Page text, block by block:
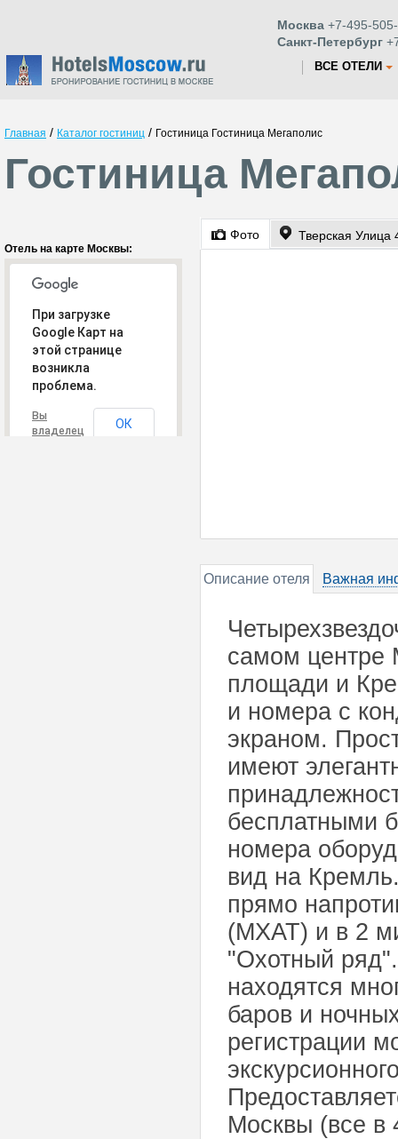
Москва +7-495-
Санкт-Петербург
ВСЕ ОТЕЛИ
Главная / Каталог гостиниц / Гостиница Гостиница Мегаполис
Гостиница
Отель на карте Москвы:
При загрузке
Google Карт на
этой странице
возникла
проблема.
Вы
владелец
ОК
Фото Тверская Улица
Описание отеля Важная
самом центре
площади и
и номера с
экраном.
имеют
бесплатными
номера
вид на
прямо
(МХАТ) и в 2
"Охотный
находятся
баров и
регистрации
Москвы (все в